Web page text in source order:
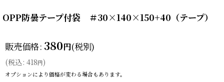
OPP防曇テープ付袋 ＃30×140×150+40（テープ）
販売価格: 380円(税別)
(税込: 418円)
オプションにより価格が変わる場合もあります。